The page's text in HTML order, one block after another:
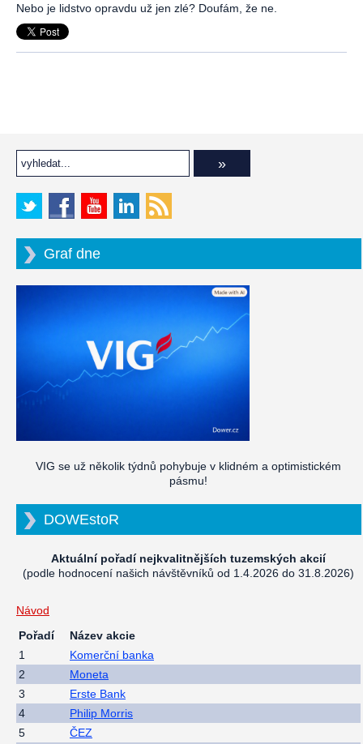
Nebo je lidstvo opravdu už jen zlé? Doufám, že ne.
Graf dne
VIG se už několik týdnů pohybuje v klidném a optimistickém
pásmu!
DOWEstoR
Aktuální pořadí nejkvalitnějších tuzemských akcií
(podle hodnocení našich návštěvníků od 1.4.2026 do 31.8.2026)
Návod
Pořadí
Název akcie
1
Komerční banka
2
Moneta
3
Erste Bank
4
Philip Morris
5
ČEZ